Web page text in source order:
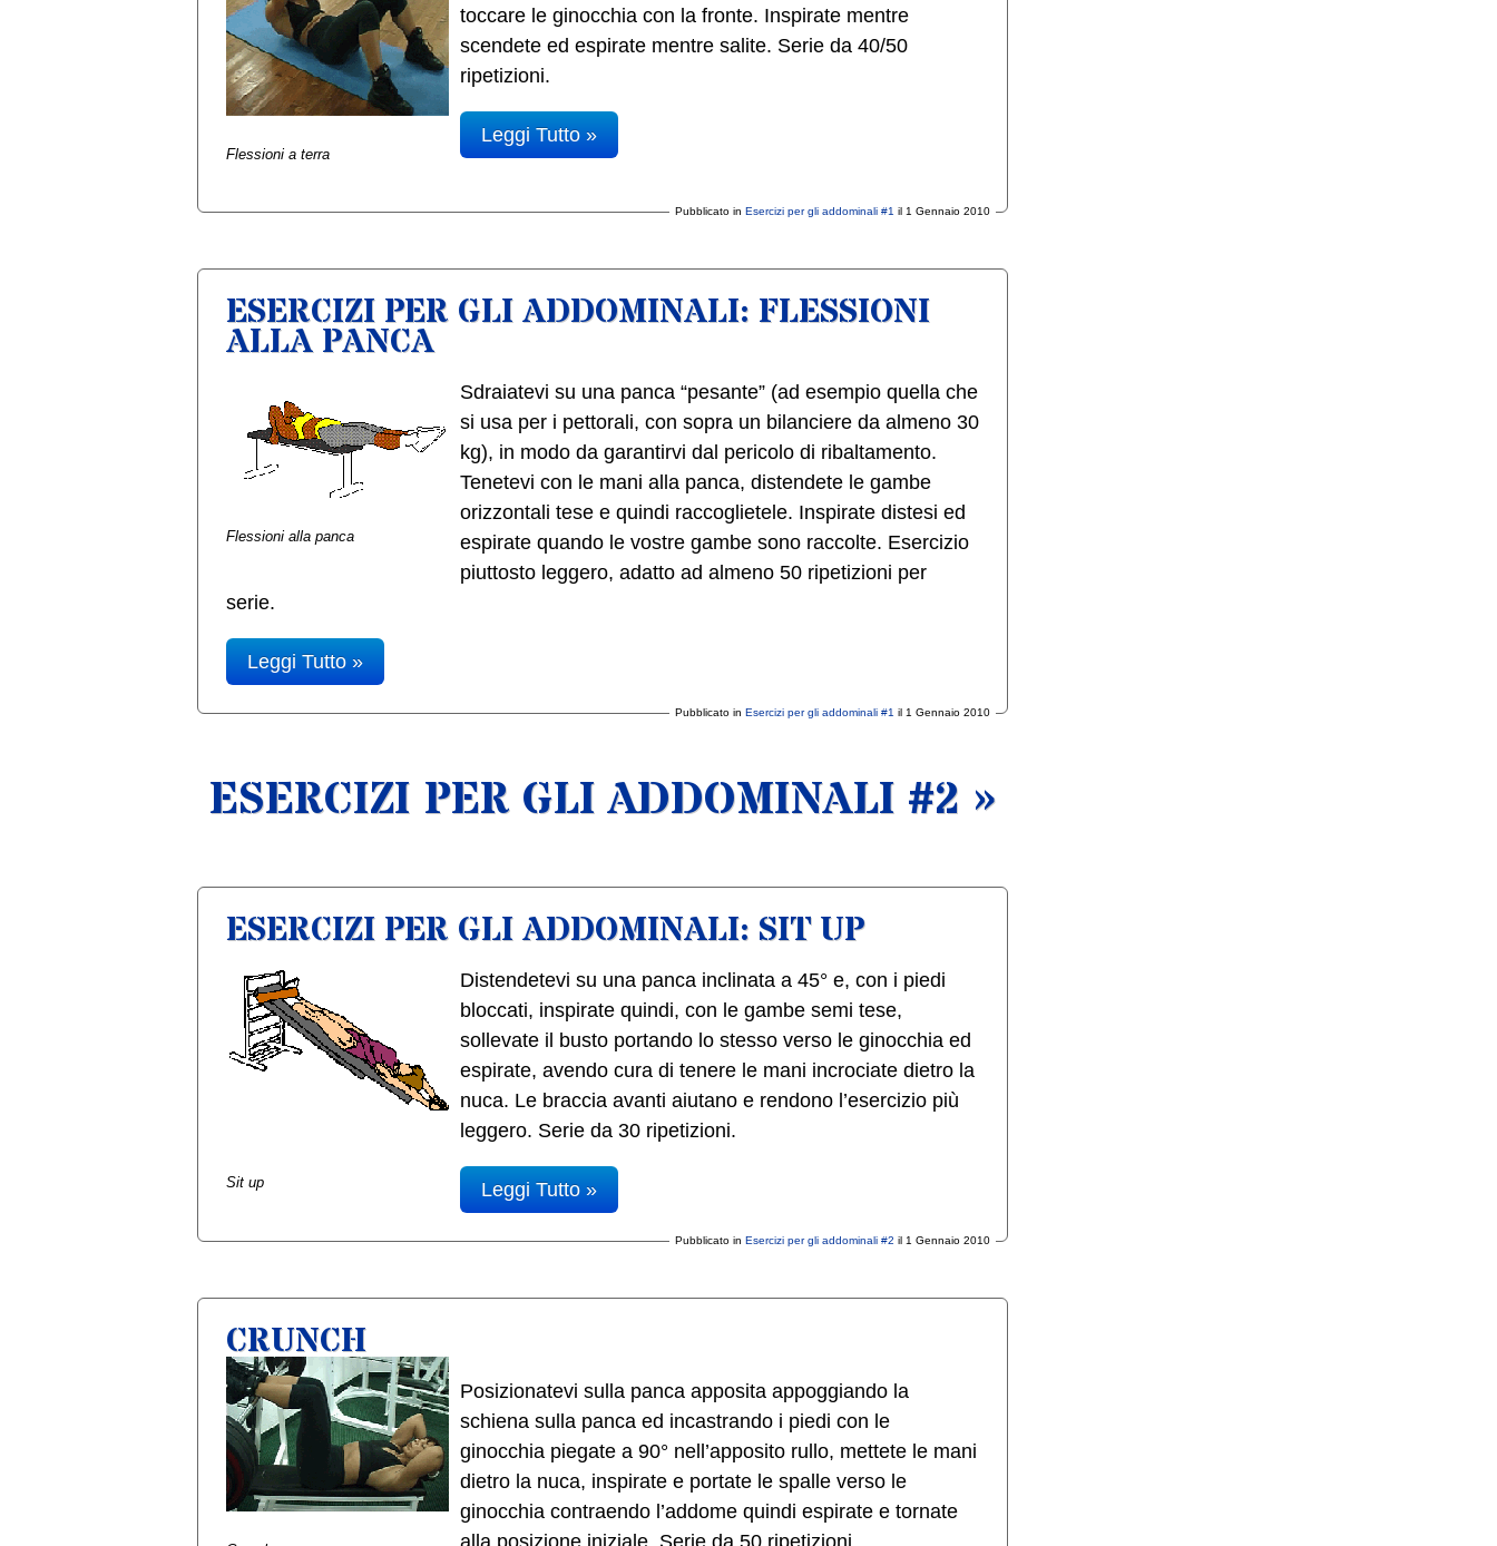
Flessioni a terra
toccare le ginocchia con la fronte. Inspirate mentre
scendete ed espirate mentre salite. Serie da 40/50
ripetizioni.
Leggi Tutto »
Pubblicato in Esercizi per gli addominali #1 il 1 Gennaio 2010
ESERCIZI PER GLI ADDOMINALI: FLESSIONI
ALLA PANCA
Flessioni alla panca
Sdraiatevi su una panca “pesante” (ad esempio quella che
si usa per i pettorali, con sopra un bilanciere da almeno 30
kg), in modo da garantirvi dal pericolo di ribaltamento.
Tenetevi con le mani alla panca, distendete le gambe
orizzontali tese e quindi raccoglietele. Inspirate distesi ed
espirate quando le vostre gambe sono raccolte. Esercizio
piuttosto leggero, adatto ad almeno 50 ripetizioni per
serie.
Leggi Tutto »
Pubblicato in Esercizi per gli addominali #1 il 1 Gennaio 2010
ESERCIZI PER GLI ADDOMINALI #2 »
ESERCIZI PER GLI ADDOMINALI: SIT UP
Sit up
Distendetevi su una panca inclinata a 45° e, con i piedi
bloccati, inspirate quindi, con le gambe semi tese,
sollevate il busto portando lo stesso verso le ginocchia ed
espirate, avendo cura di tenere le mani incrociate dietro la
nuca. Le braccia avanti aiutano e rendono l’esercizio più
leggero. Serie da 30 ripetizioni.
Leggi Tutto »
Pubblicato in Esercizi per gli addominali #2 il 1 Gennaio 2010
CRUNCH
Posizionatevi sulla panca apposita appoggiando la
schiena sulla panca ed incastrando i piedi con le
ginocchia piegate a 90° nell’apposito rullo, mettete le mani
dietro la nuca, inspirate e portate le spalle verso le
ginocchia contraendo l’addome quindi espirate e tornate
alla posizione iniziale. Serie da 50 ripetizioni.